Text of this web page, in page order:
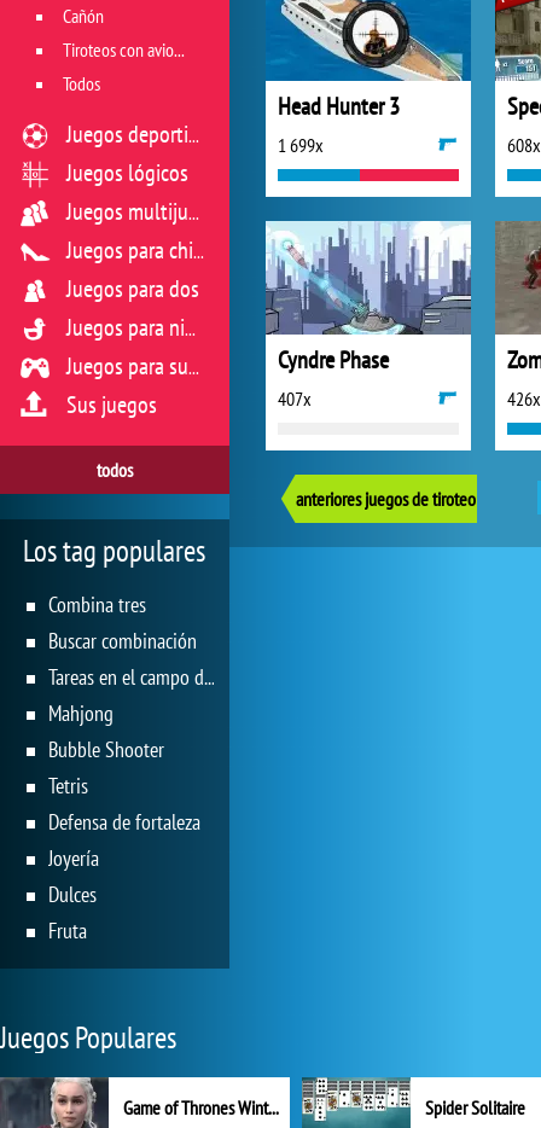
Head Hunter 3
1 699x 608x
Cyndre Phase
407x 426x
anteriores juegos de tiroteo
Cañón
Tiroteos con aviones
Todos
Juegos deportivos
Juegos lógicos
Juegos multijugador
Juegos para chicas
Juegos para dos
Juegos para niños
Juegos para sus reflejos
Sus juegos
todos
Los tag populares
Combina tres
Buscar combinación
Tareas en el campo de juego
Mahjong
Bubble Shooter
Tetris
Defensa de fortaleza
Joyería
Dulces
Fruta
Juegos Populares
Game of Thrones Winter is Coming Spider Solitaire